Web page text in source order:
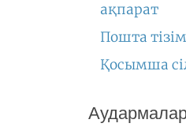
ақпарат
Пошта
Қосымша